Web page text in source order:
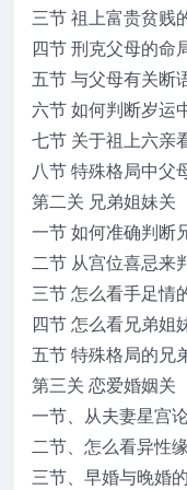
三节 祖上富贵贫贱
四节 刑克父母的命
五节 与父母有关断
六节 如何判断岁运
七节 关于祖上六亲
八节 特殊格局中父
第二关 兄弟姐妹关
一节 如何准确判断
二节 从宫位喜忌来
三节 怎么看手足情
四节 怎么看兄弟姐
五节 特殊格局的兄
第三关 恋爱婚姻关
一节、从夫妻星宫
二节、怎么看异性
三节、早婚与晚婚